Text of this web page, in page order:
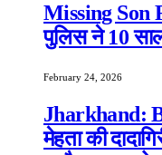
Missing Son
पुलिस ने 10 साल
February 24, 2026
Jharkhand:
मेहता की